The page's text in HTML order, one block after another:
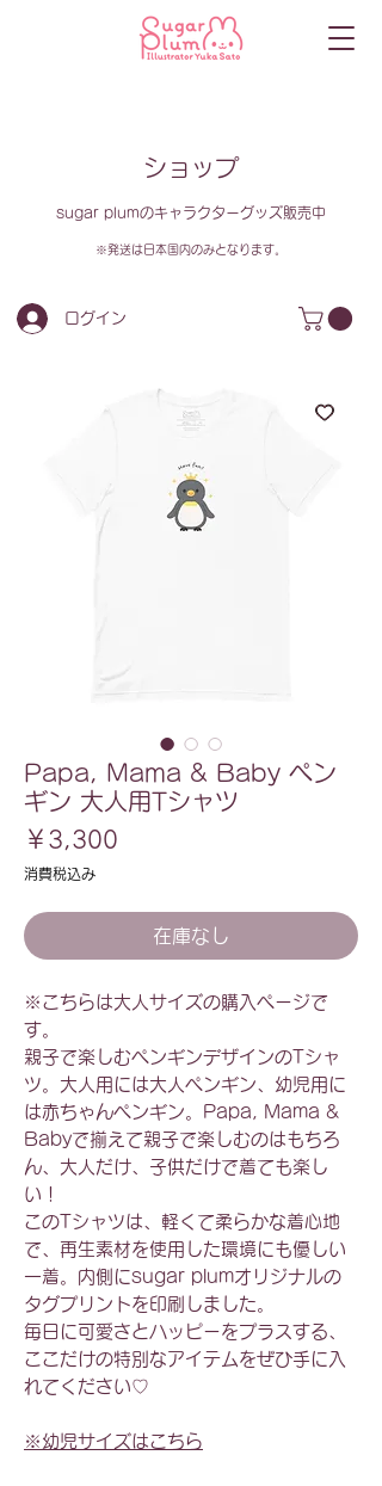
ショップ
sugar plumのキャラクターグッズ販売中
​※発送は日本国内のみとなります。
ログイン
Papa, Mama & Baby ペン
ギン 大人用Tシャツ
￥3,300
消費税込み
在庫なし
※こちらは大人サイズの購入ページで
す。
親子で楽しむペンギンデザインのTシャ
ツ。大人用には大人ペンギン、幼児用に
は赤ちゃんペンギン。Papa, Mama &
Babyで揃えて親子で楽しむのはもちろ
ん、大人だけ、子供だけで着ても楽し
い！
このTシャツは、軽くて柔らかな着心地
で、再生素材を使用した環境にも優しい
一着。内側にsugar plumオリジナルの
タグプリントを印刷しました。
毎日に可愛さとハッピーをプラスする、
ここだけの特別なアイテムをぜひ手に入
れてください♡
※幼児サイズはこちら